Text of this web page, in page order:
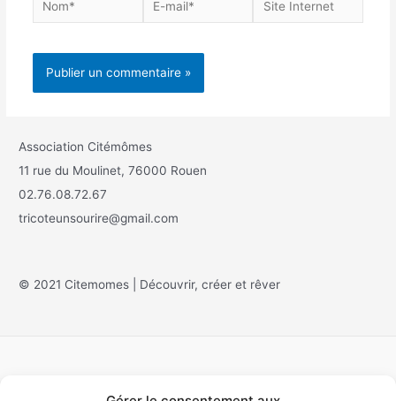
Association Citémômes
11 rue du Moulinet, 76000 Rouen
02.76.08.72.67
tricoteunsourire@gmail.com
© 2021 Citemomes | Découvrir, créer et rêver